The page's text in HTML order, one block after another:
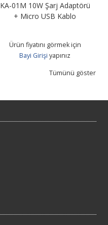
KA-01M 10W Şarj Adaptörü
+ Micro USB Kablo
Ürün fiyatını görmek için
Bayi Girişi yapınız
Tümünü göster